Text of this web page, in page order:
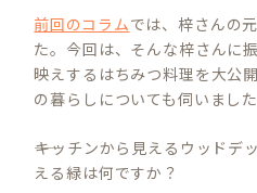
前回のコラムでは、梓さんの
た。今回は、そんな梓さんに
映えするはちみつ料理を大公
の暮らしについても伺いました
――キッチンから見えるウッド
える緑は何ですか？